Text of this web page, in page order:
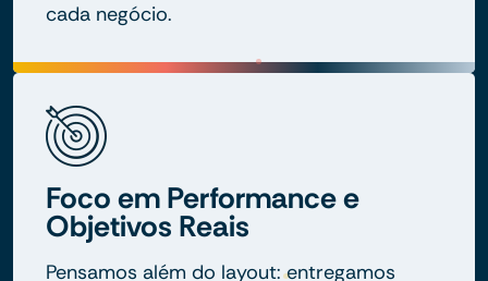
cada negócio.
Foco em Performance e
Objetivos Reais
Pensamos além do layout: entregamos